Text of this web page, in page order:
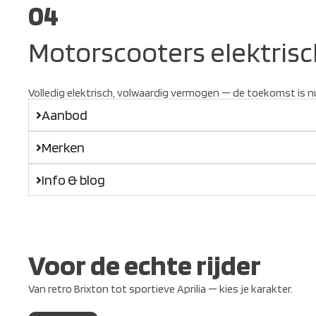
04
Motorscooters
Volledig elektrisch, volwaardig vermogen — de toekomst is
Aanbod
Merken
Info & blog
Voor de echte rijder
Van retro Brixton tot sportieve Aprilia — kies je karakter.